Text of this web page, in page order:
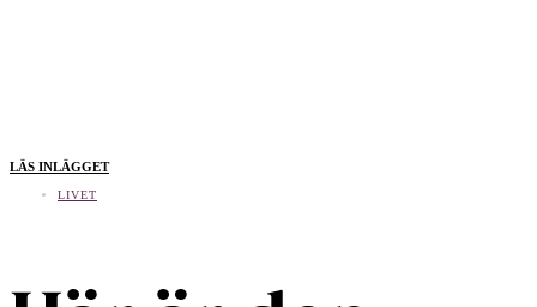
LÄS INLÄGGET
LIVET